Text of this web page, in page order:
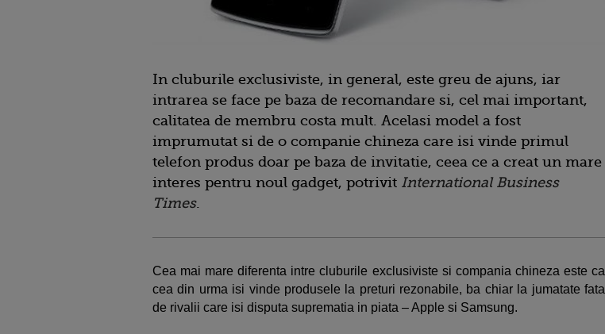
In cluburile exclusiviste, in general, este greu de ajuns, iar
intrarea se face pe baza de recomandare si, cel mai important,
calitatea de membru costa mult. Acelasi model a fost
imprumutat si de o companie chineza care isi vinde primul
telefon produs doar pe baza de invitatie, ceea ce a creat un mare
interes pentru noul gadget, potrivit International Business
Times.
Cea mai mare diferenta intre cluburile exclusiviste si compania chineza este ca
cea din urma isi vinde produsele la preturi rezonabile, ba chiar la jumatate fata
de rivalii care isi disputa suprematia in piata – Apple si Samsung.